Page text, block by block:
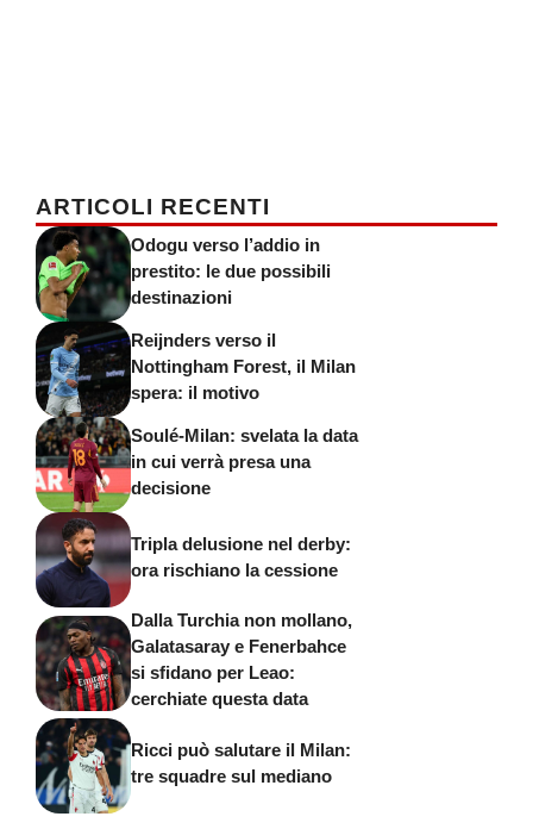
ARTICOLI RECENTI
Odogu verso l’addio in
prestito: le due possibili
destinazioni
Reijnders verso il
Nottingham Forest, il Milan
spera: il motivo
Soulé-Milan: svelata la data
in cui verrà presa una
decisione
Tripla delusione nel derby:
ora rischiano la cessione
Dalla Turchia non mollano,
Galatasaray e Fenerbahce
si sfidano per Leao:
cerchiate questa data
Ricci può salutare il Milan:
tre squadre sul mediano